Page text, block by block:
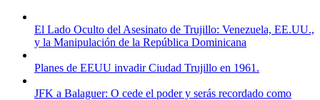
El Lado Oculto del Asesinato de Trujillo: Venezuela, EE.UU.,
y la Manipulación de la República Dominicana
Planes de EEUU invadir Ciudad Trujillo en 1961.
JFK a Balaguer: O cede el poder y serás recordado como